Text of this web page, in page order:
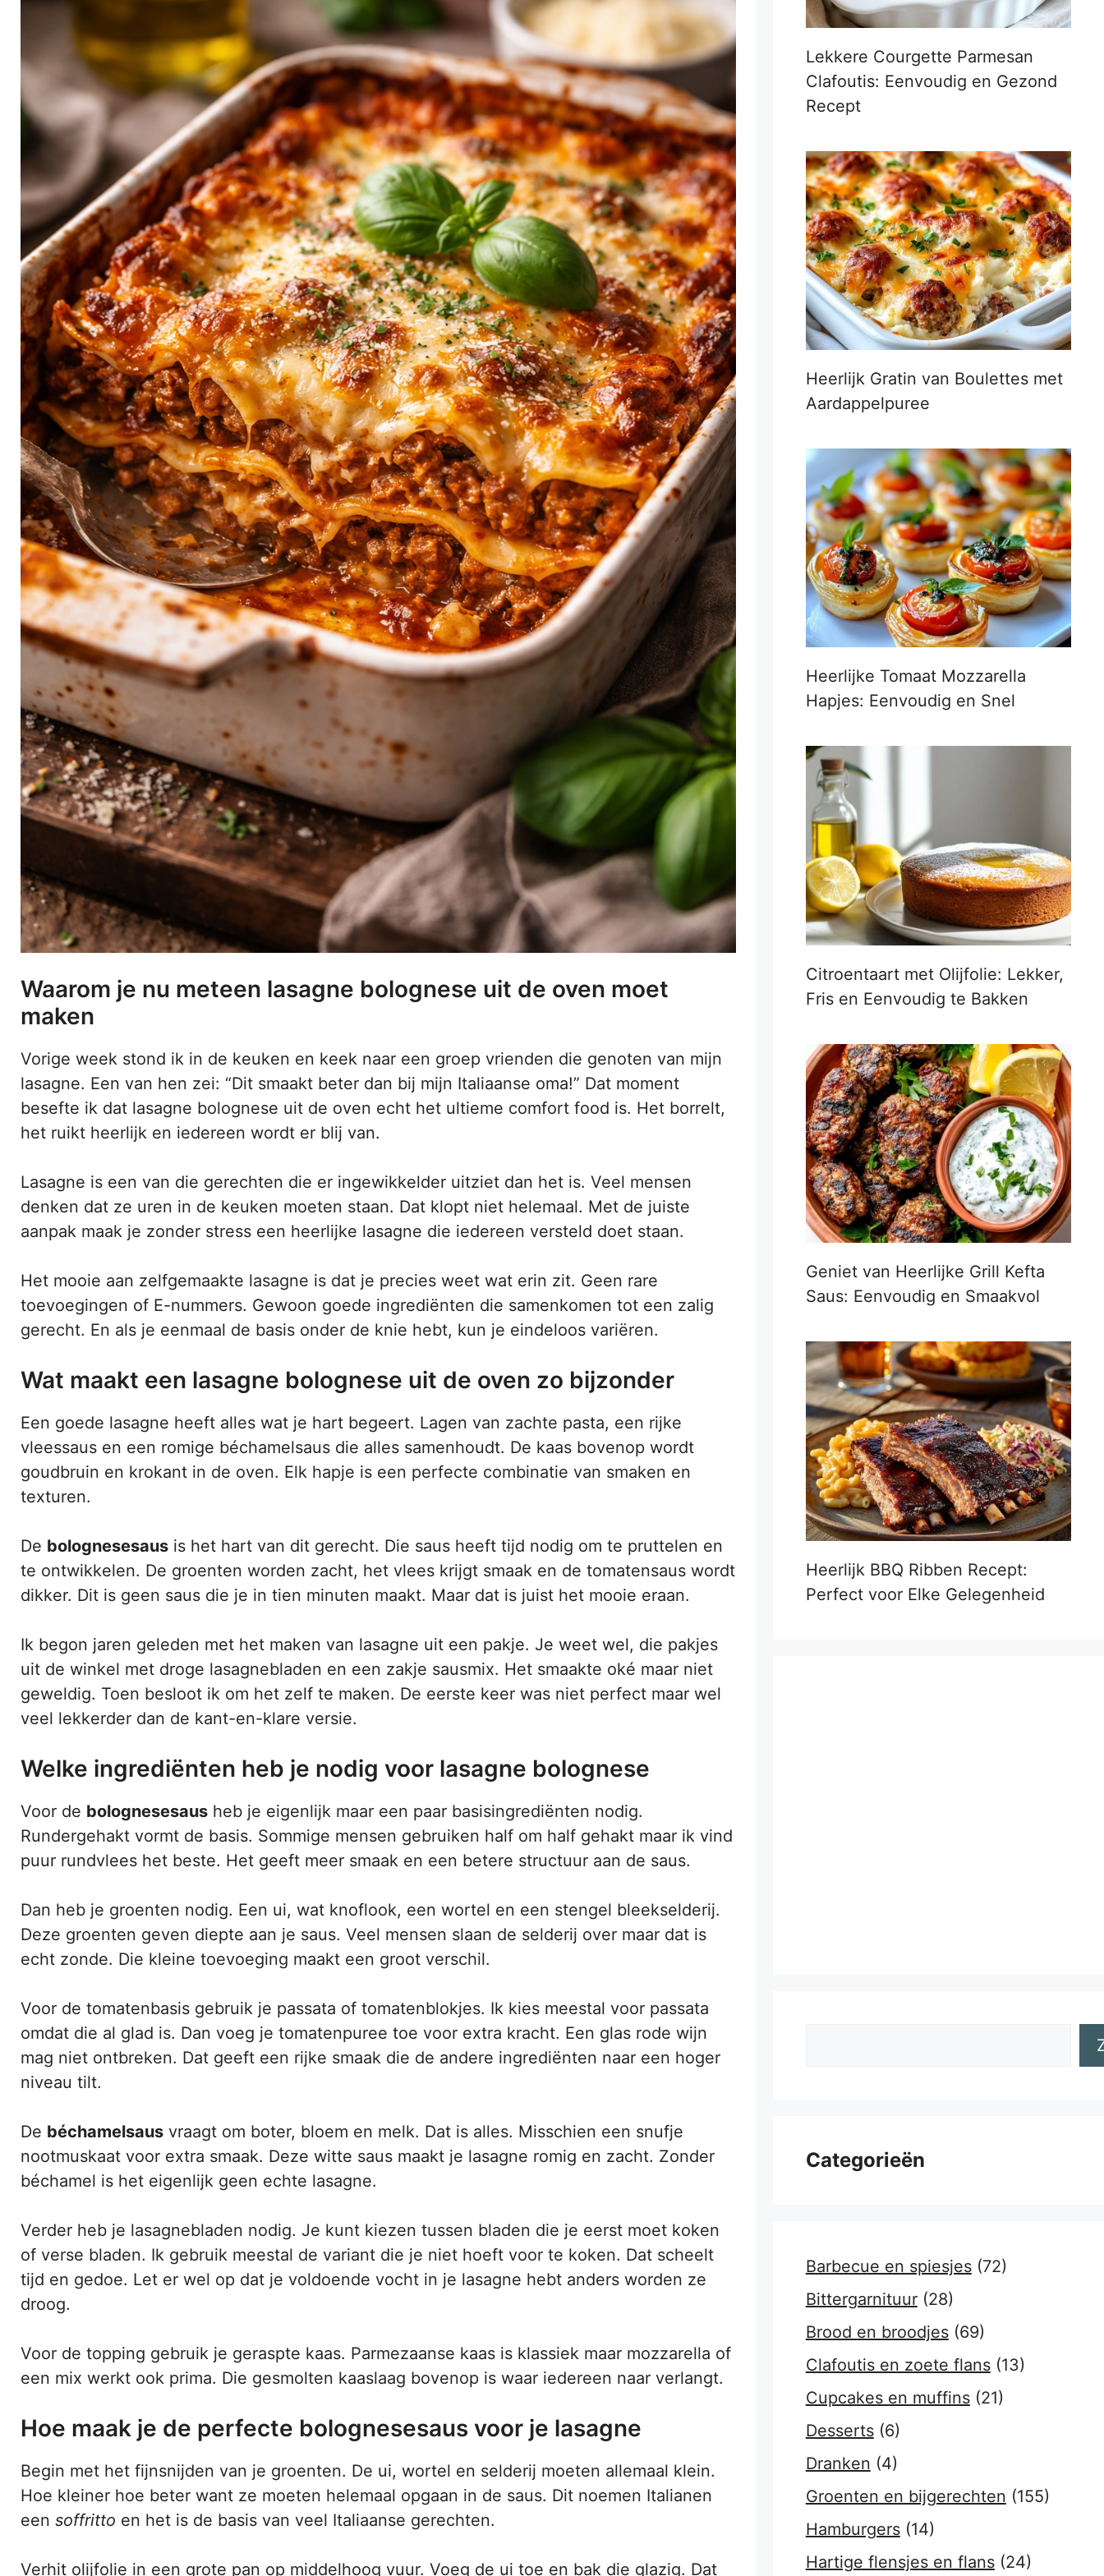
Waarom je nu meteen lasagne bolognese uit de oven moet
maken
Vorige week stond ik in de keuken en keek naar een groep vrienden die genoten van mijn
lasagne. Een van hen zei: “Dit smaakt beter dan bij mijn Italiaanse oma!” Dat moment
besefte ik dat lasagne bolognese uit de oven echt het ultieme comfort food is. Het borrelt,
het ruikt heerlijk en iedereen wordt er blij van.
Lasagne is een van die gerechten die er ingewikkelder uitziet dan het is. Veel mensen
denken dat ze uren in de keuken moeten staan. Dat klopt niet helemaal. Met de juiste
aanpak maak je zonder stress een heerlijke lasagne die iedereen versteld doet staan.
Het mooie aan zelfgemaakte lasagne is dat je precies weet wat erin zit. Geen rare
toevoegingen of E-nummers. Gewoon goede ingrediënten die samenkomen tot een zalig
gerecht. En als je eenmaal de basis onder de knie hebt, kun je eindeloos variëren.
Wat maakt een lasagne bolognese uit de oven zo bijzonder
Een goede lasagne heeft alles wat je hart begeert. Lagen van zachte pasta, een rijke
vleessaus en een romige béchamelsaus die alles samenhoudt. De kaas bovenop wordt
goudbruin en krokant in de oven. Elk hapje is een perfecte combinatie van smaken en
texturen.
De bolognesesaus is het hart van dit gerecht. Die saus heeft tijd nodig om te pruttelen en
te ontwikkelen. De groenten worden zacht, het vlees krijgt smaak en de tomatensaus wordt
dikker. Dit is geen saus die je in tien minuten maakt. Maar dat is juist het mooie eraan.
Ik begon jaren geleden met het maken van lasagne uit een pakje. Je weet wel, die pakjes
uit de winkel met droge lasagnebladen en een zakje sausmix. Het smaakte oké maar niet
geweldig. Toen besloot ik om het zelf te maken. De eerste keer was niet perfect maar wel
veel lekkerder dan de kant-en-klare versie.
Welke ingrediënten heb je nodig voor lasagne bolognese
Voor de bolognesesaus heb je eigenlijk maar een paar basisingrediënten nodig.
Rundergehakt vormt de basis. Sommige mensen gebruiken half om half gehakt maar ik vind
puur rundvlees het beste. Het geeft meer smaak en een betere structuur aan de saus.
Dan heb je groenten nodig. Een ui, wat knoflook, een wortel en een stengel bleekselderij.
Deze groenten geven diepte aan je saus. Veel mensen slaan de selderij over maar dat is
echt zonde. Die kleine toevoeging maakt een groot verschil.
Voor de tomatenbasis gebruik je passata of tomatenblokjes. Ik kies meestal voor passata
omdat die al glad is. Dan voeg je tomatenpuree toe voor extra kracht. Een glas rode wijn
mag niet ontbreken. Dat geeft een rijke smaak die de andere ingrediënten naar een hoger
niveau tilt.
De béchamelsaus vraagt om boter, bloem en melk. Dat is alles. Misschien een snufje
nootmuskaat voor extra smaak. Deze witte saus maakt je lasagne romig en zacht. Zonder
béchamel is het eigenlijk geen echte lasagne.
Verder heb je lasagnebladen nodig. Je kunt kiezen tussen bladen die je eerst moet koken
of verse bladen. Ik gebruik meestal de variant die je niet hoeft voor te koken. Dat scheelt
tijd en gedoe. Let er wel op dat je voldoende vocht in je lasagne hebt anders worden ze
droog.
Voor de topping gebruik je geraspte kaas. Parmezaanse kaas is klassiek maar mozzarella of
een mix werkt ook prima. Die gesmolten kaaslaag bovenop is waar iedereen naar verlangt.
Hoe maak je de perfecte bolognesesaus voor je lasagne
Begin met het fijnsnijden van je groenten. De ui, wortel en selderij moeten allemaal klein.
Hoe kleiner hoe beter want ze moeten helemaal opgaan in de saus. Dit noemen Italianen
een soffritto en het is de basis van veel Italiaanse gerechten.
Verhit olijfolie in een grote pan op middelhoog vuur. Voeg de ui toe en bak die glazig. Dat
Lekkere Courgette Parmesan
Clafoutis: Eenvoudig en Gezond
Recept
Heerlijk Gratin van Boulettes met
Aardappelpuree
Heerlijke Tomaat Mozzarella
Hapjes: Eenvoudig en Snel
Citroentaart met Olijfolie: Lekker,
Fris en Eenvoudig te Bakken
Geniet van Heerlijke Grill Kefta
Saus: Eenvoudig en Smaakvol
Heerlijk BBQ Ribben Recept:
Perfect voor Elke Gelegenheid
Categorieën
Barbecue en spiesjes(72)
Bittergarnituur(28)
Brood en broodjes(69)
Clafoutis en zoete flans(13)
Cupcakes en muffins(21)
Desserts(6)
Dranken (4)
Groenten en bijgerechten (155)
Hamburgers(14)
Hartige flensjes en flans(24)